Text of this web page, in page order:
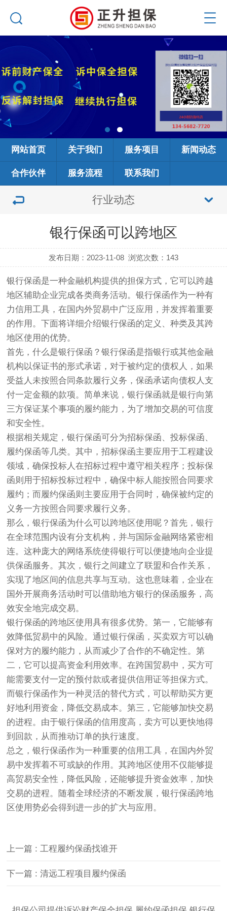
网站首页 关于我们 服务项目 新闻动态
合作伙伴 服务流程 联系我们
行业动态
银行保函可以跨地区
发布日期：2023-11-08 浏览次数： 143
银行保函是一种金融机构提供的担保方式，它可以跨越
地区辅助企业完成各类商务活动。银行保函作为一种有
力信用工具，在国内外贸易中广泛应用，并发挥着重要
的作用。下面将详细介绍银行保函的定义、种类及其跨
地区使用的优势。
首先，什么是银行保函？银行保函是指银行或其他金融
机构以保证书的形式承诺，对于被约定的债权人，如果
受益人未按照合同条款履行义务，保函承诺向债权人支
付一定金额的款项。简单来说，银行保函就是银行向第
三方保证某个事项的履约能力，为了增加交易的可信度
和安全性。
根据相关规定，银行保函可分为招标保函、投标保函、
履约保函等几类。其中，招标保函主要应用于工程建设
领域，确保投标人在招标过程中遵守相关程序；投标保
函则用于招标投标过程中，确保中标人能按照合同要求
履约；而履约保函则主要应用于合同时，确保被约定的
义务一方按照合同要求履行义务。
那么，银行保函为什么可以跨地区使用呢？首先，银行
在全球范围内设有分支机构，并与国际金融网络紧密相
连。这种庞大的网络系统使得银行可以便捷地向企业提
供保函服务。其次，银行之间建立了联盟和合作关系，
实现了地区间的信息共享与互动。这也意味着，企业在
国外开展商务活动时可以借助地方银行的保函服务，高
效安全地完成交易。
银行保函的跨地区使用具有很多优势。第一，它能够有
效降低贸易中的风险。通过银行保函，买卖双方可以确
保对方的履约能力，从而减少了合作的不确定性。第
二，它可以提高资金利用效率。在跨国贸易中，买方可
能需要支付一定的预付款或者提供信用证等担保方式。
而银行保函作为一种灵活的替代方式，可以帮助买方更
好地利用资金，降低交易成本。第三，它能够加快交易
的进程。由于银行保函的信用度高，卖方可以更快地得
到回款，从而推动订单的执行速度。
总之，银行保函作为一种重要的信用工具，在国内外贸
易中发挥着不可或缺的作用。其跨地区使用不仅能够提
高贸易安全性，降低风险，还能够提升资金效率，加快
交易的进程。随着全球经济的不断发展，银行保函跨地
区使用势必会得到进一步的扩大与应用。
上一篇 : 工程履约保函找谁开
下一篇 : 清远工程项目履约保函